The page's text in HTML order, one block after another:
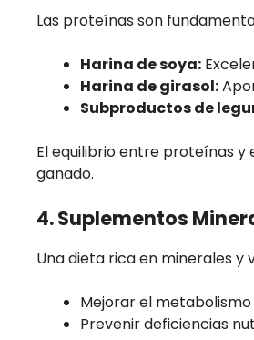
Las proteínas son
Harina de soya:
Harina de girasol:
Subproductos de
El equilibrio entre proteínas
ganado.
4. Suplementos
Una dieta rica en minerales y
Mejorar el
Prevenir deficiencias